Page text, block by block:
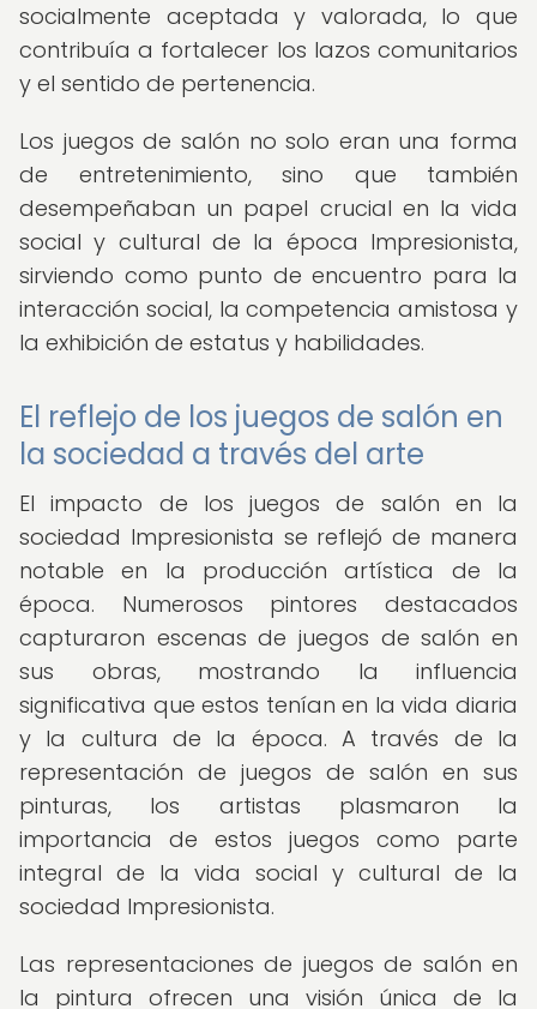
socialmente aceptada y valorada, lo que
contribuía a fortalecer los lazos comunitarios
y el sentido de pertenencia.
Los juegos de salón no solo eran una forma
de entretenimiento, sino que también
desempeñaban un papel crucial en la vida
social y cultural de la época Impresionista,
sirviendo como punto de encuentro para la
interacción social, la competencia amistosa y
la exhibición de estatus y habilidades.
El reflejo de los juegos de salón en
la sociedad a través del arte
El impacto de los juegos de salón en la
sociedad Impresionista se reflejó de manera
notable en la producción artística de la
época. Numerosos pintores destacados
capturaron escenas de juegos de salón en
sus obras, mostrando la influencia
significativa que estos tenían en la vida diaria
y la cultura de la época. A través de la
representación de juegos de salón en sus
pinturas, los artistas plasmaron la
importancia de estos juegos como parte
integral de la vida social y cultural de la
sociedad Impresionista.
Las representaciones de juegos de salón en
la pintura ofrecen una visión única de la